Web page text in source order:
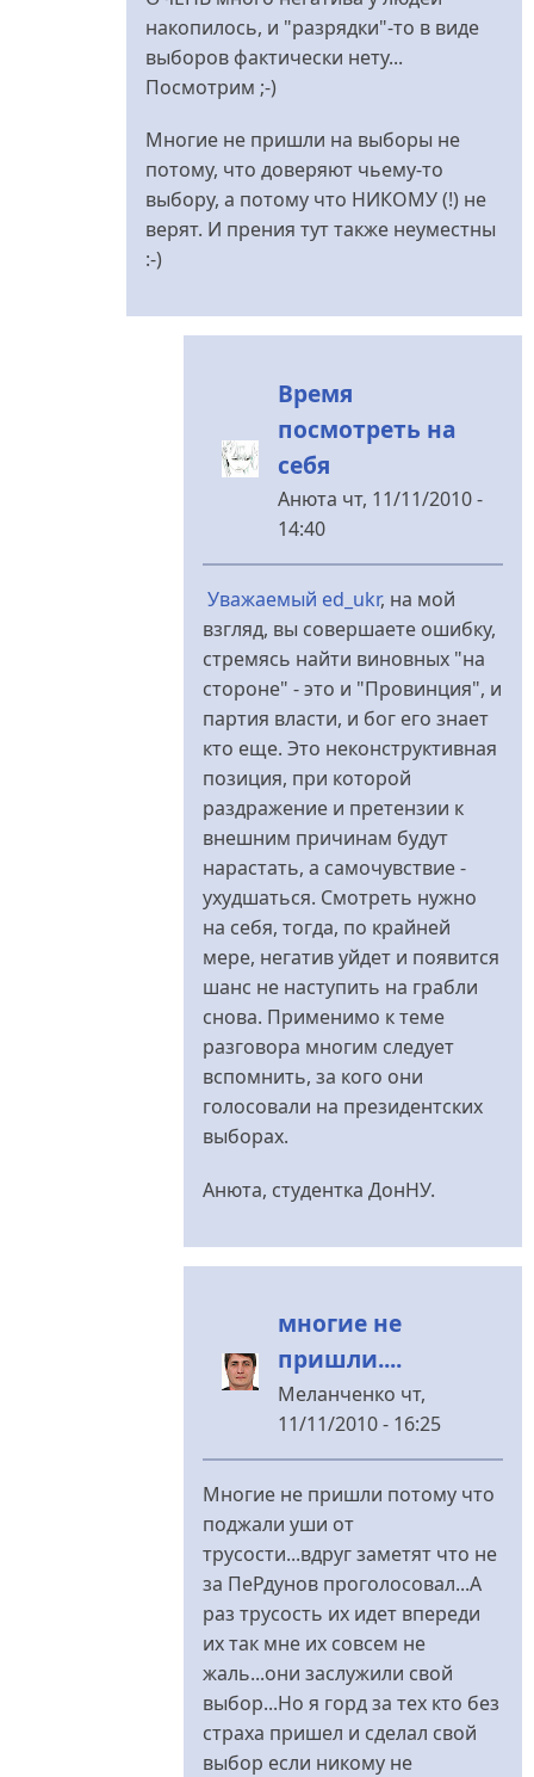
накопилось, и "разрядки"-то в виде
выборов фактически нету...
Посмотрим ;-)
Многие не пришли на выборы не
потому, что доверяют чьему-то
выбору, а потому что НИКОМУ (!) не
верят. И прения тут также неуместны
:-)
Время
посмотреть на
себя
Анюта чт, 11/11/2010 -
14:40
У
відповідь
смотря
как
посмотреть
;-)
ed_ukr
Уважаемый ed_ukr, на мой
взгляд, вы совершаете ошибку,
стремясь найти виновных "на
стороне" - это и "Провинция", и
партия власти, и бог его знает
кто еще. Это неконструктивная
позиция, при которой
раздражение и претензии к
внешним причинам будут
нарастать, а самочувствие -
ухудшаться. Смотреть нужно
на себя, тогда, по крайней
мере, негатив уйдет и появится
шанс не наступить на грабли
снова. Применимо к теме
разговора многим следует
вспомнить, за кого они
голосовали на президентских
выборах.
Анюта, студентка ДонНУ.
многие не
пришли....
Меланченко чт,
11/11/2010 - 16:25
У
смотря
посмотреть
ed_ukr
Многие не пришли потому что
поджали уши от
трусости...вдруг заметят что не
за ПеРдунов проголосовал...А
раз трусость их идет впереди
их так мне их совсем не
жаль...они заслужили свой
выбор...Но я горд за тех кто без
страха пришел и сделал свой
выбор если никому не